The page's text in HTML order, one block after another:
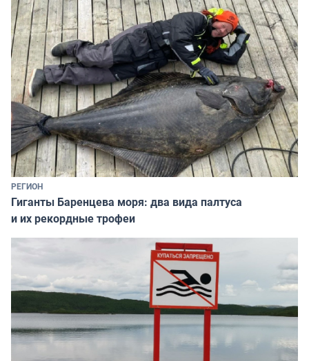
РЕГИОН
Гиганты Баренцева моря: два вида палтуса
и их рекордные трофеи